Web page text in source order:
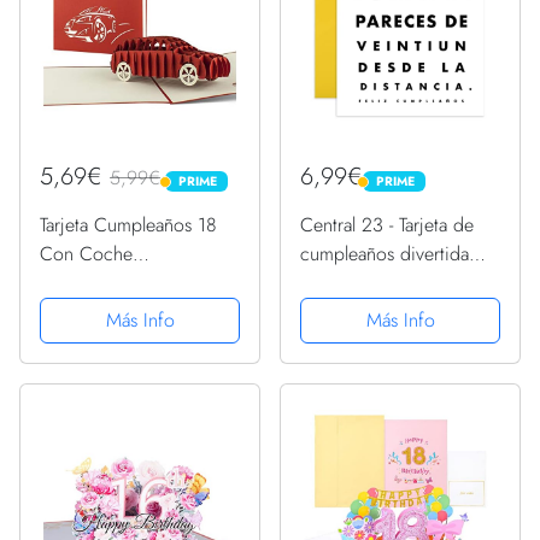
5,69€ 5,99€ PRIME
PRIME
Tarjeta Cumpleaños 18
Con Coche
Regalo para Jovenes
Adultos como Tarjetas
Felicitacion por
Más Info
6,99€ PRIME
PRIME
Central 23 - Tarjeta de
cumpleaños divertida
cumpleaños grosera para
mamá papá - 30 40 50 -
Tarjeta graciosa con
Más Info